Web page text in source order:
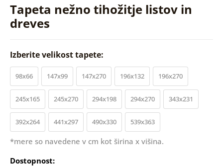
Tapeta nežno tihožitje listov in
dreves
Izberite velikost tapete:
98x66 147x99 147x270 196x132 196x270
245x165 245x270 294x198 294x270 343x231
392x264 441x297 490x330 539x363
*mere so navedene v cm kot širina x višina.
Dostopnost: